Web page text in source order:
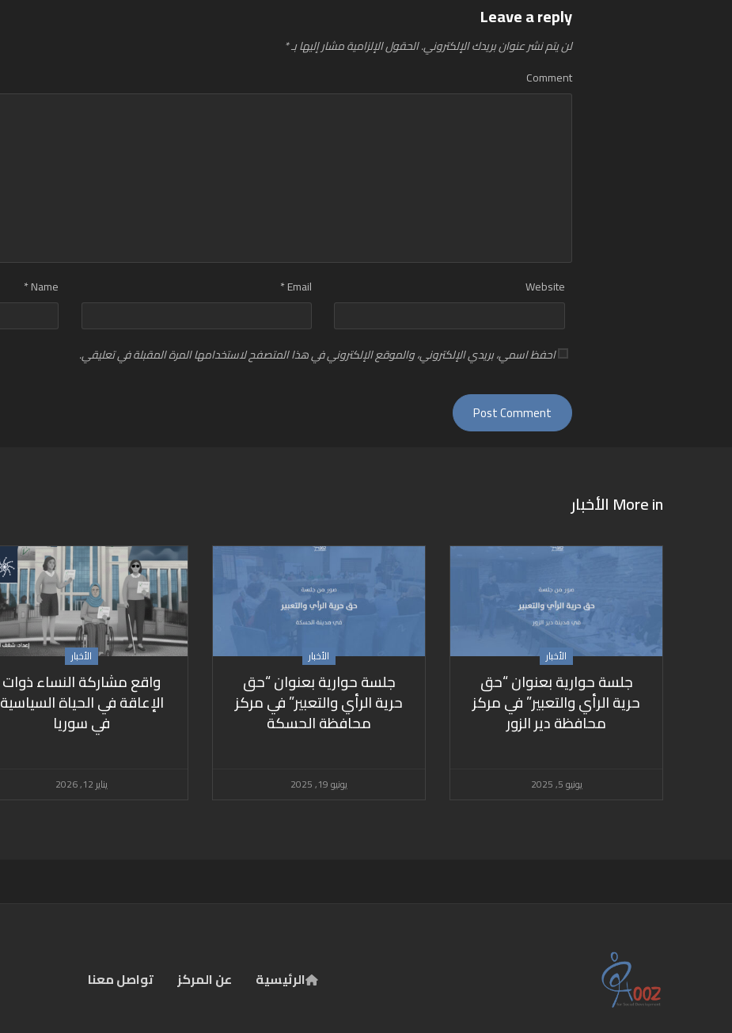
Leave a reply
لن يتم نشر عنوان بريدك الإلكتروني.الحقول الإلزامية مشار إليها بـ*
Comment
Name
* Email
* Website
احفظ اسمي، بريدي الإلكتروني، والموقع الإلكتروني في هذا المتصفح لاستخدامها المرة المقبلة في تعليقي.
More in الأخبار
الأخبار
واقع مشاركة النساء ذوات
الإعاقة في الحياة السياسية
في سوريا
يناير 12, 2026
الأخبار
جلسة حوارية بعنوان “حق
حرية الرأي والتعبير” في مركز
محافظة الحسكة
يونيو 19, 2025
الأخبار
جلسة حوارية بعنوان “حق
حرية الرأي والتعبير” في مركز
محافظة دير الزور
يونيو 5, 2025
الرئيسية عن المركز تواصل معنا